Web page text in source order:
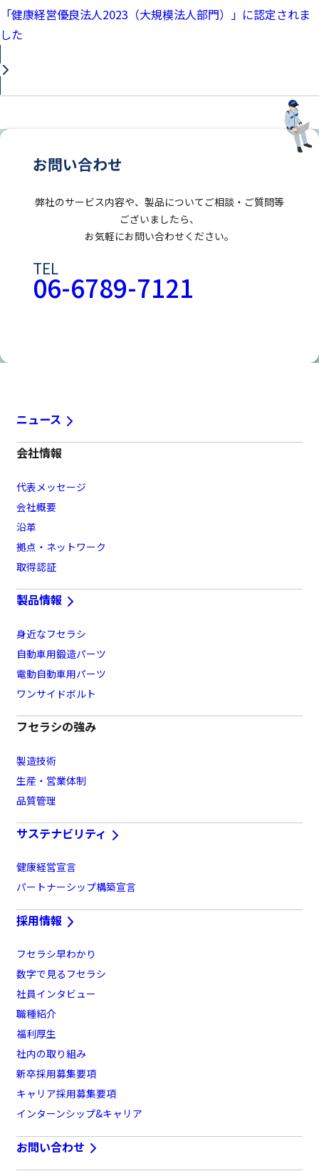
「健康経営優良法人2023（大規模法人部門）」に認定されま
した
お問い合わせ
弊社のサービス内容や、製品についてご相談・ご質問等
ございましたら、
お気軽にお問い合わせください。
TEL
06-6789-7121
ニュース
会社情報
代表メッセージ
会社概要
沿革
拠点・ネットワーク
取得認証
製品情報
身近なフセラシ
自動車用鍛造パーツ
電動自動車用パーツ
ワンサイドボルト
フセラシの強み
製造技術
生産・営業体制
品質管理
サステナビリティ
健康経営宣言
パートナーシップ構築宣言
採用情報
フセラシ早わかり
数字で見るフセラシ
社員インタビュー
職種紹介
福利厚生
社内の取り組み
新卒採用募集要項
キャリア採用募集要項
インターンシップ&キャリア
お問い合わせ